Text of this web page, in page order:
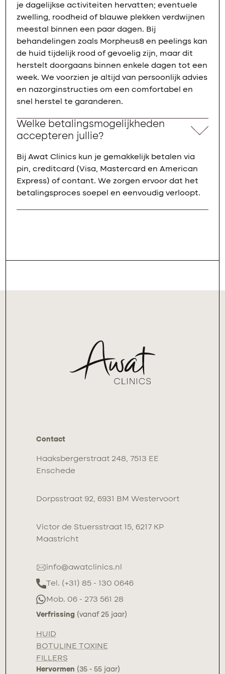
je dagelijkse activiteiten hervatten; eventuele
zwelling, roodheid of blauwe plekken verdwijnen
meestal binnen een paar dagen. Bij
behandelingen zoals Morpheus8 en peelings kan
de huid tijdelijk rood of gevoelig zijn, maar dit
herstelt doorgaans binnen enkele dagen tot een
week. We voorzien je altijd van persoonlijk advies
en nazorginstructies om een comfortabel en
snel herstel te garanderen.
Welke betalingsmogelijkheden
accepteren jullie?
Bij Awat Clinics kun je gemakkelijk betalen via
pin, creditcard (Visa, Mastercard en American
Express) of contant. We zorgen ervoor dat het
betalingsproces soepel en eenvoudig verloopt.
Contact
Haaksbergerstraat 248, 7513 EE
Enschede
Dorpsstraat 92, 6931 BM Westervoort
Victor de Stuersstraat 15, 6217 KP
Maastricht
info@awatclinics.nl
Tel. (+31) 85 - 130 0646
Mob. 06 - 273 561 28
Verfrissing (vanaf 25 jaar)
HUID
BOTULINE TOXINE
FILLERS
Hervormen (35 - 55 jaar)